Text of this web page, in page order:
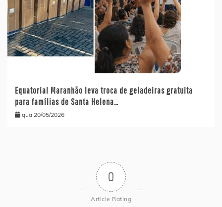
Equatorial Maranhão leva troca de geladeiras gratuita
para famílias de Santa Helena…
qua 20/05/2026
0
Article Rating